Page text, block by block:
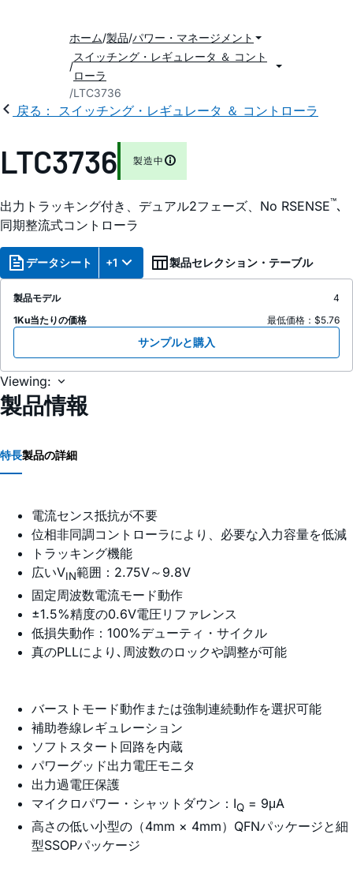
ホーム 製品 パワー・マネージメント
スイッチング・レギュレータ ＆ コント
ローラ
LTC3736
戻る： スイッチング・レギュレータ ＆ コントローラ
LTC3736 製造中
出力トラッキング付き、デュアル2フェーズ、No RSENSE™､
同期整流式コントローラ
データシート +1 製品セレクション・テーブル
製品モデル
4
1Ku当たりの価格
最低価格：$5.76
サンプルと購入
Viewing:
製品情報
特長製品の詳細
電流センス抵抗が不要
位相非同調コントローラにより、必要な入力容量を低減
トラッキング機能
広いVIN範囲：2.75V～9.8V
固定周波数電流モード動作
±1.5%精度の0.6V電圧リファレンス
低損失動作：100%デューティ・サイクル
真のPLLにより､周波数のロックや調整が可能
バーストモード動作または強制連続動作を選択可能
補助巻線レギュレーション
ソフトスタート回路を内蔵
パワーグッド出力電圧モニタ
出力過電圧保護
マイクロパワー・シャットダウン：IQ = 9μA
高さの低い小型の（4mm × 4mm）QFNパッケージと細
型SSOPパッケージ